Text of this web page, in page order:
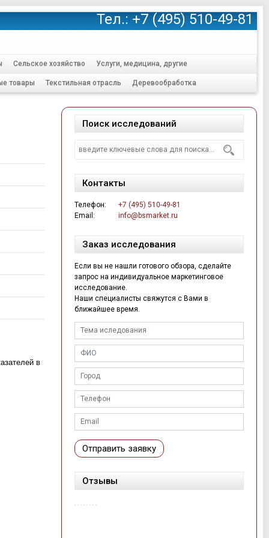
Тел.: +7 (495) 510-49-81
Сельское хозяйство Услуги, медицина, другие
товары Текстильная отрасль Деревообработка
в
Поиск исследований
Контакты
Телефон:
+7 (495) 510-49-81
Email:
info@bsmarket.ru
Заказ исследования
Если вы не нашли готового обзора, сделайте
запрос на индивидуальное маркетинговое
исследование.
Наши специалисты свяжутся с Вами в
ближайшее время.
Отправить заявку
Отзывы